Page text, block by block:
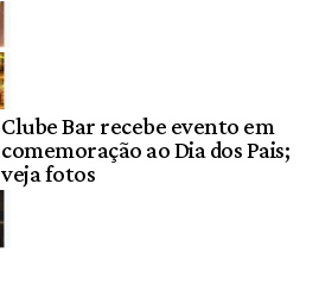
Clube Bar recebe evento em
comemoração ao Dia dos Pais;
veja fotos